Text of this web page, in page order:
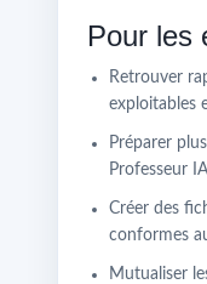
Pour les
Retrouver
exploitables
Préparer
Professeur
Créer des
conformes
Mutualiser